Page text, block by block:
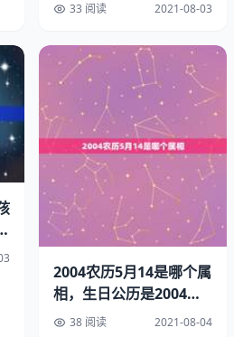
呢？泽田瑞穗认为这与武则天的
为戊子年，即是我国古代天干地
我回答的动力武则天绝对是属羊
期：历史人物武则天生肖属相
，名武曌，并州文水（今山西文
一的正统的女皇帝，也是即位年
命最长的皇帝之一
33 阅读 2021-08-03
2004农历5月14是哪个属
相，生日公历是2004年5
月14日，那农历
38 阅读 2021-08-04